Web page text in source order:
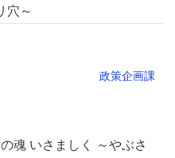
穴～
政策企画課
魂 いさましく ～やぶさ